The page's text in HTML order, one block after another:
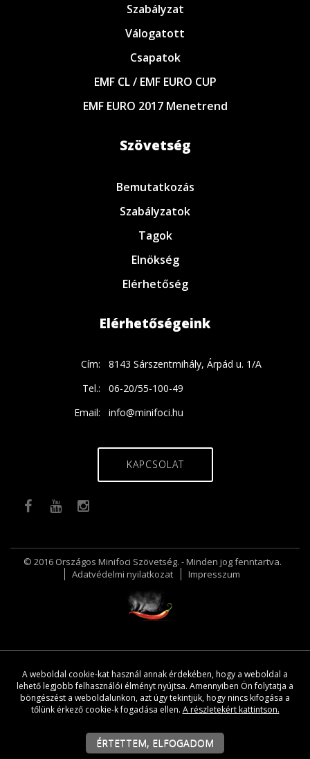
Szabályzat
Válogatott
Csapatok
EMF CL / EMF EURO CUP
EMF EURO 2017 Menetrend
Szövetség
Bemutatkozás
Szabályzatok
Tagok
Elnökség
Elérhetőség
Elérhetőségeink
Cím:
8143 Sárszentmihály, Árpád u. 1/A
Tel.:
06-20/55-100-49
Email:
info@minifoci.hu
KAPCSOLAT
© 2016 Országos Minifoci Szövetség. - Minden jog fenntartva.
Adatvédelmi nyilatkozat
Impresszum
A weboldal cookie-kat használ annak érdekében, hogy a weboldal a
lehető legjobb felhasználói élményt nyújtsa. Amennyiben Ön folytatja a
böngészést a weboldalunkon, azt úgy tekintjük, hogy nincs kifogása a
tőlünk érkező cookie-k fogadása ellen. A részletekért kattintson.
ÉRTETTEM, ELFOGADOM